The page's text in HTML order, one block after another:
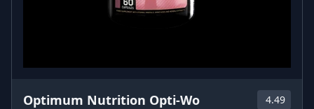
Optimum Nutrition Opti-Wo 4.49